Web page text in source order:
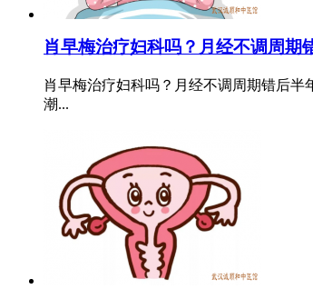
肖早梅治疗妇科吗？月经不调周期
肖早梅治疗妇科吗？月经不调周期错后
潮...